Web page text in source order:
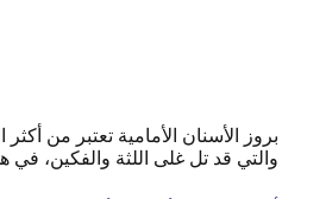
بروز الأسنان الأمامية تعتبر من
والتي قد تل غلى اللثة والفكين،